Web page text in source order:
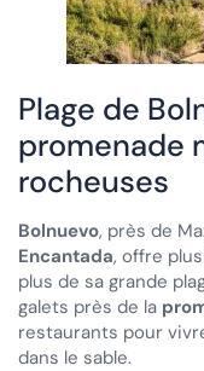
Plage de
promenade
rocheuses
Bolnuevo, près de
Encantada, offre
plus de sa grande
galets près de la
restaurants pour
dans le sable.